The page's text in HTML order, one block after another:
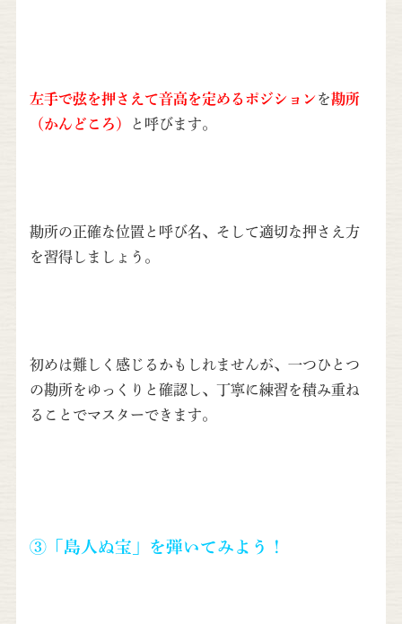
左手で弦を押さえて音高を定めるポジションを勘所
（かんどころ）
と呼びます。
勘所の正確な位置と呼び名、そして適切な押さえ方
を習得しましょう。
初めは難しく感じるかもしれませんが、一つひとつ
の勘所をゆっくりと確認し、丁寧に練習を積み重ね
ることでマスターできます。
③「島人ぬ宝」を弾いてみよう！